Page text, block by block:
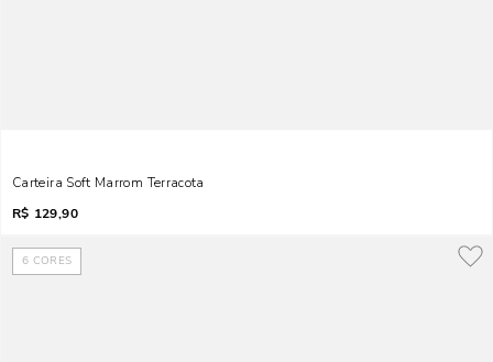
Carteira Soft Marrom Terracota
R$ 129,90
6 CORES